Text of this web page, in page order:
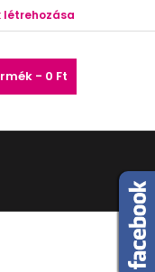
létrehozása
- 0 Ft